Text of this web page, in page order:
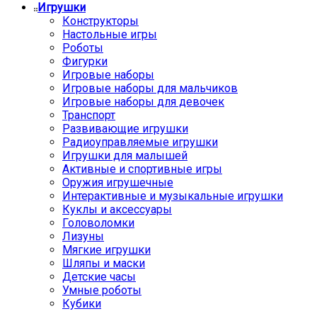
Игрушки
Конструкторы
Настольные игры
Роботы
Фигурки
Игровые наборы
Игровые наборы для мальчиков
Игровые наборы для девочек
Транспорт
Развивающие игрушки
Радиоуправляемые игрушки
Игрушки для малышей
Активные и спортивные игры
Оружия игрушечные
Интерактивные и музыкальные игрушки
Куклы и аксессуары
Головоломки
Лизуны
Мягкие игрушки
Шляпы и маски
Детские часы
Умные роботы
Кубики